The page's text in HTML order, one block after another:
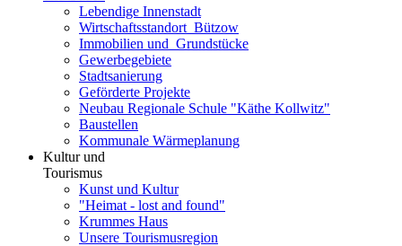
Lebendige Innenstadt
Wirtschaftsstand­ort ­ Bützow
Immobilien und ­ Grundstücke
Gewerbegebiete
Stadtsanierung
Geförderte Projekte
Neubau Regionale Schule "Käthe Kollwitz"
Baustellen
Kommunale Wärmeplanung
Kultur und
Tourismus
Kunst und Kultur
"Heimat - lost and found"
Krummes Haus
Unsere Tourismusregion